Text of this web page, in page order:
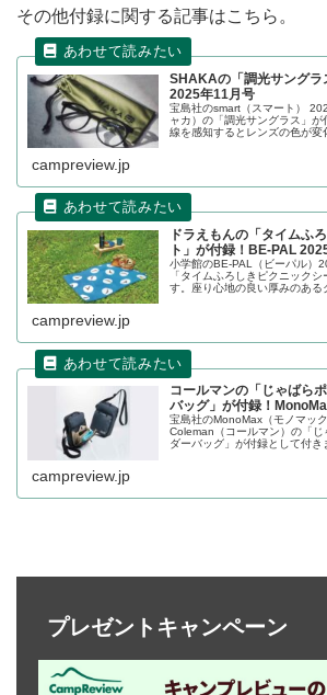
その他付録に関する記事はこちら。
SHAKAの「調光サング
2025年11月号
宝島社のsmart（スマート）
ャカ）の「調光サングラス」
線を感知するとレンズの色が変
campreview.jp
ドラえもんの「タイムふ
ト」が付録！BE-PAL
小学館のBE-PAL（ビーパル）
「タイムふろしきピクニック
す。座り心地の良い厚みのある
安心です。くるくる巻いてリ
のお供にぴったりです。詳細
campreview.jp
コールマンの「じゃばら
バッグ」が付録！
宝島社のMonoMax（モノマッ
Coleman（コールマン）の「
ダーバッグ」が付録として付き
ポケットを備えており、使用
campreview.jp
プレゼントキャンペーン